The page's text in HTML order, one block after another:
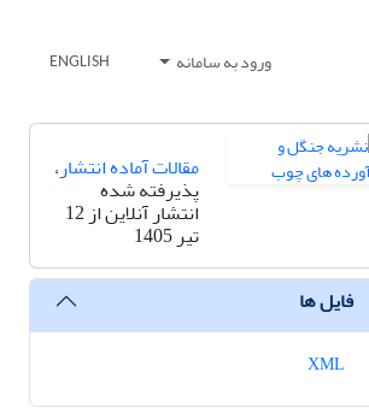
ورود به سامانه ENGLISH
مقالات آماده انتشار،
پذیرفته شده
انتشار آنلاین از 12
تیر 1405
فایل ها